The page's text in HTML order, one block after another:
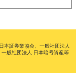
証券業協会、一般社団法人
般社団法人 日本暗号資産等